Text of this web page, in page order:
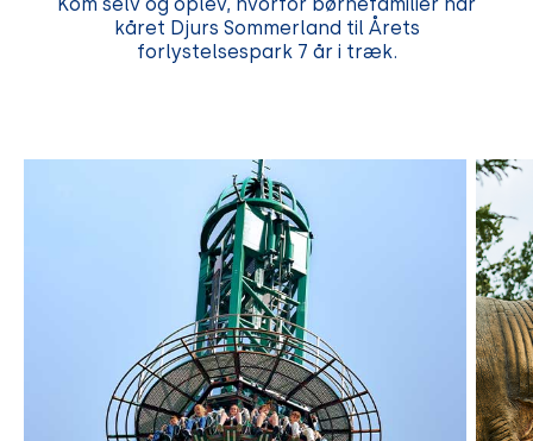
kåret Djurs Sommerland til Årets
forlystelsespark 7 år i træk.